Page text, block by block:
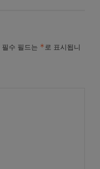
필수 필드는 *로 표시됩니